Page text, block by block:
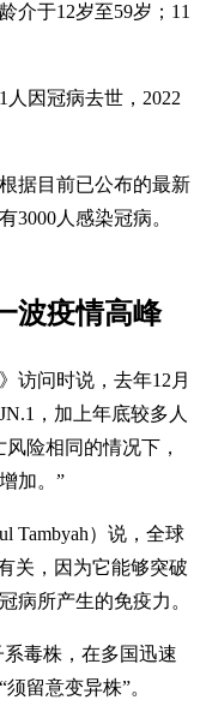
介于12岁至59岁；11
人因冠病去世，2022
据目前已公布的最新
3000人感染冠病。
波疫情高峰
访问时说，去年12月
，加上年底较多人
险相同的情况下，
加。”
Tambyah）说，全球
关，因为它能够突破
病所产生的免疫力。
毒株，在多国迅速
留意变异株”。